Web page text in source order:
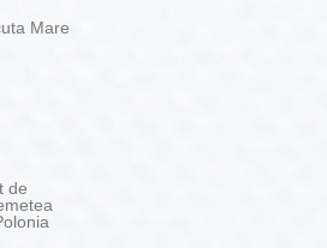
Mare
de